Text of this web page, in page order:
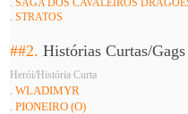
. STRATOS
##2.Histórias Curtas/Gags
Herói/História Curta
. WLADIMYR
. PIONEIRO (O)